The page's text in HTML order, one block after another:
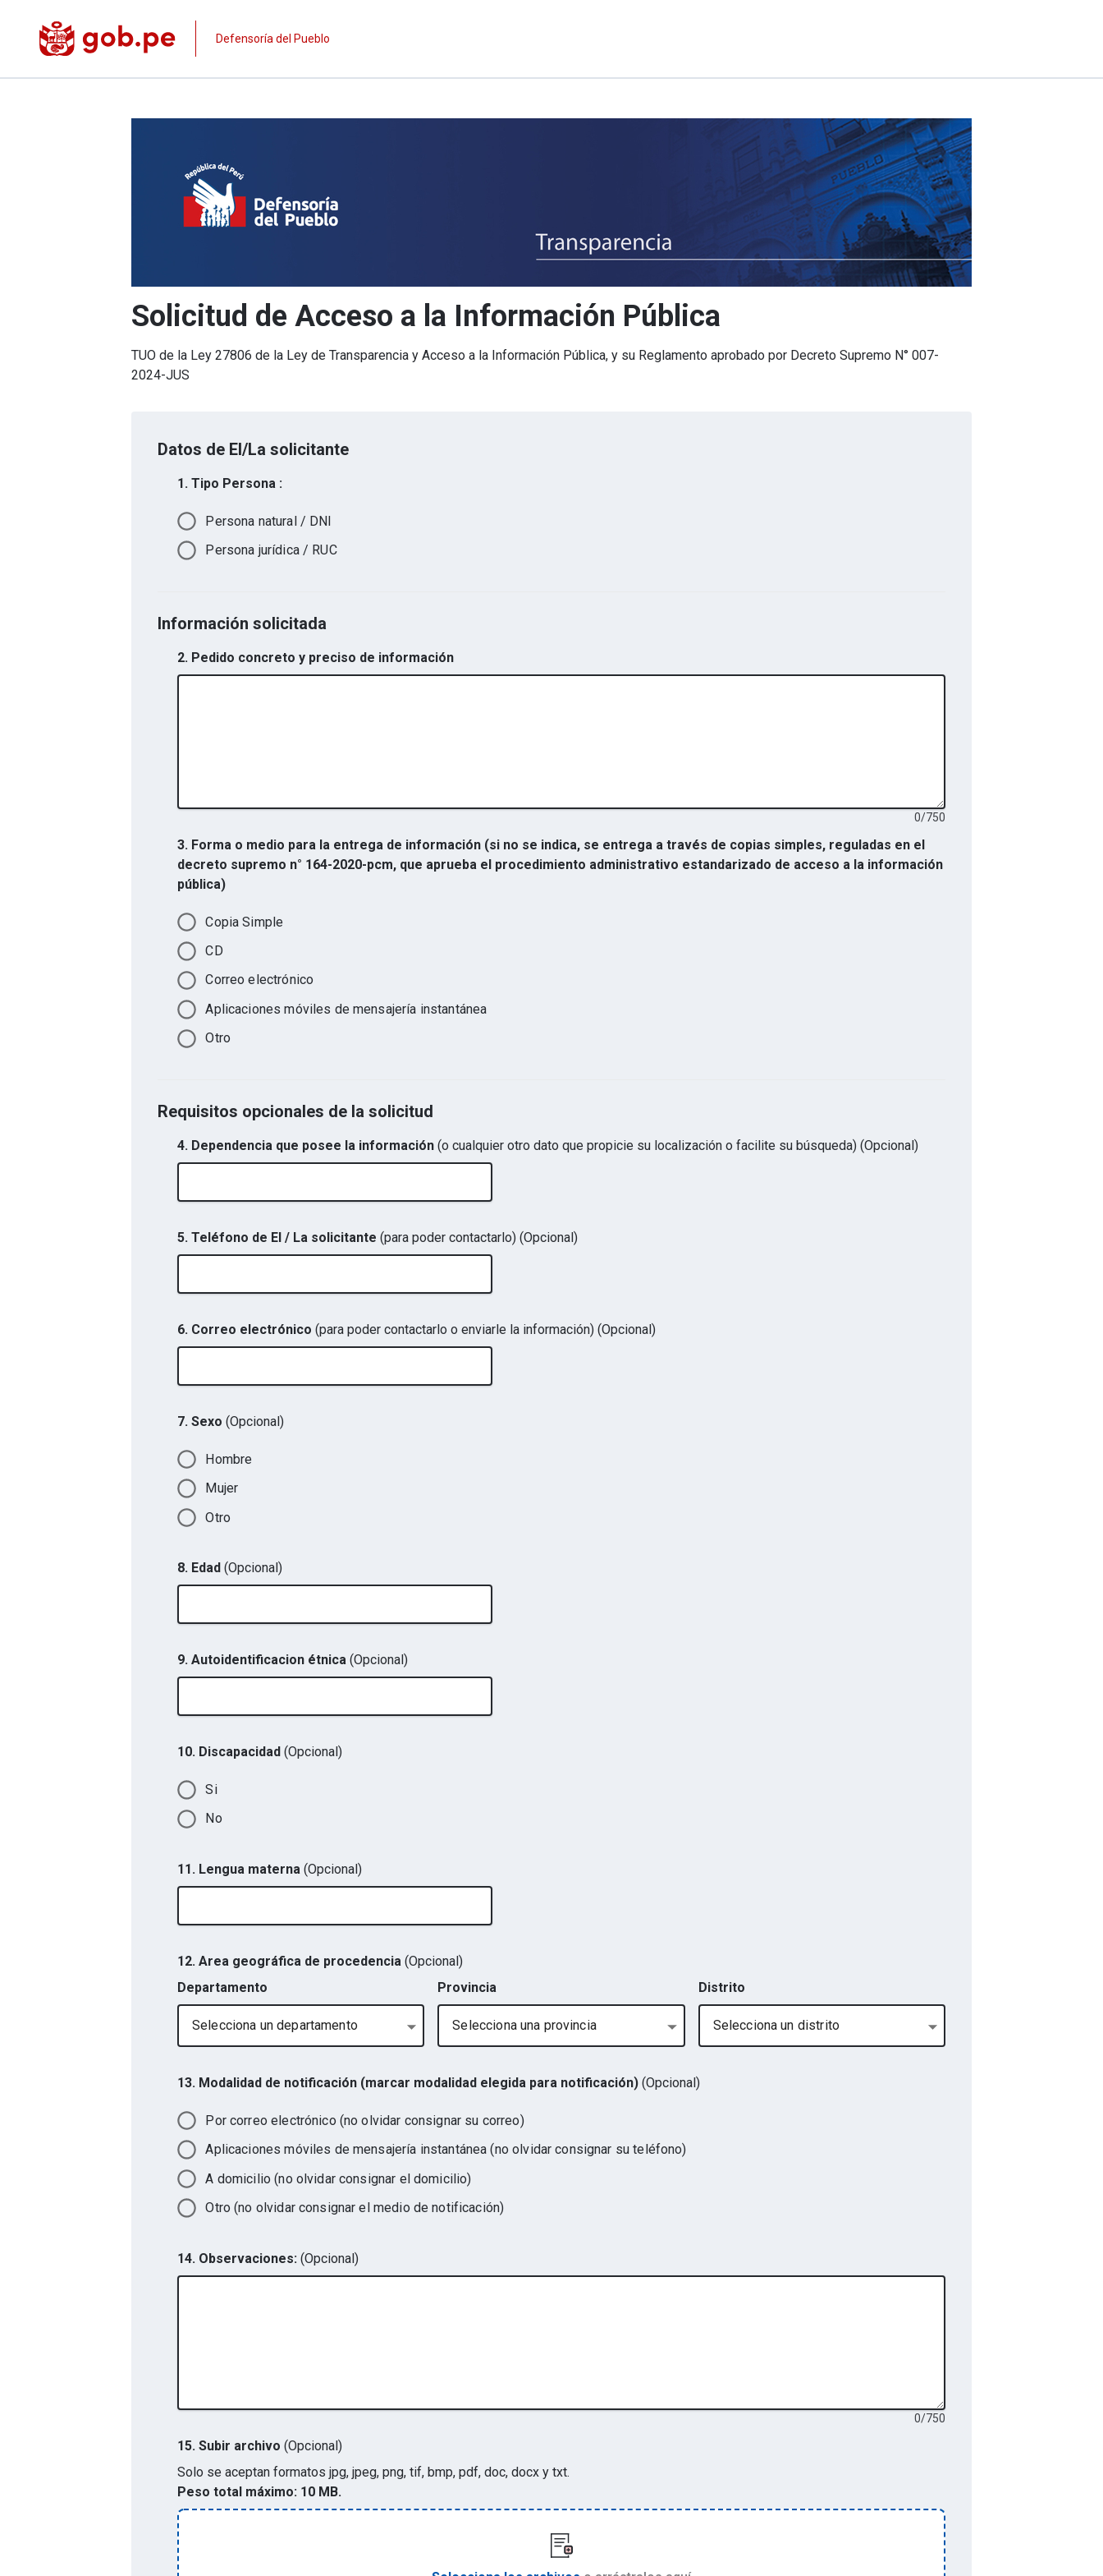
Defensoría del Pueblo
Solicitud de Acceso a la Información Pública
TUO de la Ley 27806 de la Ley de Transparencia y Acceso a la Información Pública, y su Reglamento aprobado por Decreto Supremo N° 007-
2024-JUS
Datos de El/La solicitante
1. Tipo Persona :
Persona natural / DNI
Persona jurídica / RUC
Información solicitada
2. Pedido concreto y preciso de información
0/750
3. Forma o medio para la entrega de información (si no se indica, se entrega a través de copias simples, reguladas en el
decreto supremo n° 164-2020-pcm, que aprueba el procedimiento administrativo estandarizado de acceso a la información
pública)
Copia Simple
CD
Correo electrónico
Aplicaciones móviles de mensajería instantánea
Otro
Requisitos opcionales de la solicitud
4. Dependencia que posee la información (o cualquier otro dato que propicie su localización o facilite su búsqueda) (Opcional)
5. Teléfono de El / La solicitante (para poder contactarlo) (Opcional)
6. Correo electrónico (para poder contactarlo o enviarle la información) (Opcional)
7. Sexo (Opcional)
Hombre
Mujer
Otro
8. Edad (Opcional)
9. Autoidentificacion étnica (Opcional)
10. Discapacidad (Opcional)
Si
No
11. Lengua materna (Opcional)
12. Area geográfica de procedencia (Opcional)
Departamento
Selecciona un departamento
Provincia
Selecciona una provincia
Distrito
Selecciona un distrito
13. Modalidad de notificación (marcar modalidad elegida para notificación) (Opcional)
Por correo electrónico (no olvidar consignar su correo)
Aplicaciones móviles de mensajería instantánea (no olvidar consignar su teléfono)
A domicilio (no olvidar consignar el domicilio)
Otro (no olvidar consignar el medio de notificación)
14. Observaciones: (Opcional)
0/750
15. Subir archivo (Opcional)
Solo se aceptan formatos jpg, jpeg, png, tif, bmp, pdf, doc, docx y txt.
Peso total máximo: 10 MB.